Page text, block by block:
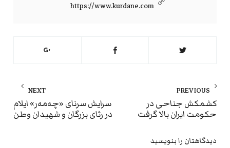
https://www.kurdane.com
راهبری
نوشته
PREVIOUS
Previous
post:
کشمکش جناحی در
حکومت ایران بالا گرفت
NEXT
سرایش سرنای «چه‌مه‌ر» ایلام
در رثای بزرگان و شهیدان وطن
دیدگاهتان را بنویسید